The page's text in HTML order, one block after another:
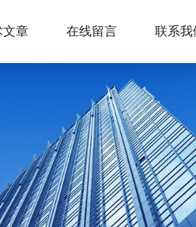
文章 在线留言 联系我